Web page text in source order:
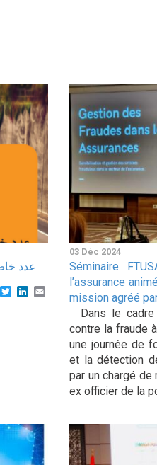
عدد
Facebook
TwitterLinkedIn
03 Déc 2024
Séminaire
l’assurance
mission agréé
Dans le
contre la fraude
une journée de
et la détection
par un chargé de
ex officier de la